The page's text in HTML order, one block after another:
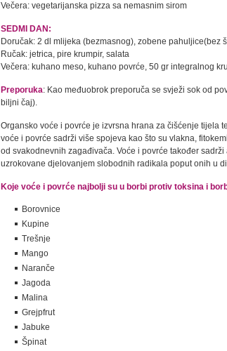
Večera: vegetarijanska pizza sa nemasnim sirom
SEDMI DAN:
Doručak: 2 dl mlijeka (bezmasnog), zobene pahuljice(bez
Ručak: jetrica, pire krumpir, salata
Večera: kuhano meso, kuhano povrće, 50 gr integralnog
Preporuka: Kao međuobrok preporuča se svježi sok od
biljni čaj).
Organsko voće i povrće je izvrsna hrana za čišćenje tijela
voće i povrće sadrži više spojeva kao što su vlakna,
od svakodnevnih zagađivača. Voće i povrće također
uzrokovane djelovanjem slobodnih radikala poput onih u
Koje voće i povrće najbolji su u borbi protiv toksina i
Borovnice
Kupine
Trešnje
Mango
Naranče
Jagoda
Malina
Grejpfrut
Jabuke
Špinat